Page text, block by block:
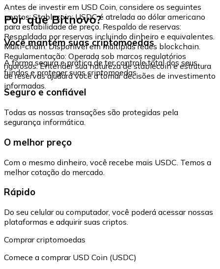
Antes de investir em USD Coin, considere os seguintes
pontos: Stablecoin: USDC é atrelada ao dólar americano
para estabilidade de preço. Respaldo de reservas:
Respaldada por reservas incluindo dinheiro e equivalentes.
Multi-chain: Disponível em múltiplas redes blockchain.
Regulamentação: Operada sob marcos regulatórios
rigorosos. Entender sua natureza de stablecoin e estrutura
de reservas ajudará você a tomar decisões de investimento
informadas.
Por que Bitnovo?
Você mantém suas criptomoedas
A forma segura e prática de ter controle total dos seus
fundos e proteger suas criptomoedas.
Seguro e confiável
Todas as nossas transações são protegidas pela
segurança informática.
O melhor preço
Com o mesmo dinheiro, você recebe mais USDC. Temos a
melhor cotação do mercado.
Rápido
Do seu celular ou computador, você poderá acessar nossas
plataformas e adquirir suas criptos.
Comprar criptomoedas
Comece a comprar USD Coin (USDC)